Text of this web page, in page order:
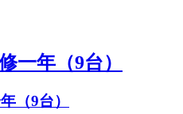
一年（9台）
（9台）